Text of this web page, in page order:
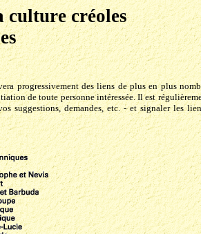
culture créoles
progressivement des liens de plus en plus
de toute personne intéressée. Il est
demandes, etc. - et signaler les